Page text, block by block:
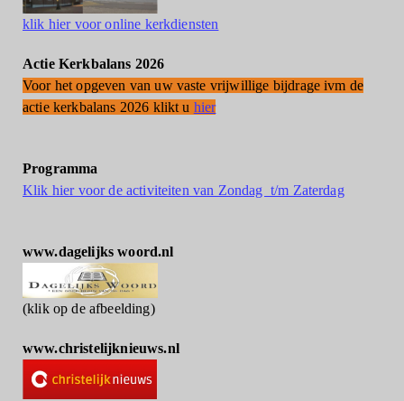
klik hier voor online kerkdiensten
Actie Kerkbalans 2026
Voor het opgeven van uw vaste vrijwillige bijdrage ivm de
actie kerkbalans 2026 klikt u hier
Programma
Klik hier voor de activiteiten van Zondag t/m Zaterdag
www.dagelijks woord.nl
(klik op de afbeelding)
www.christelijknieuws.nl